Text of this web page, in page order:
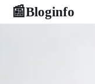
📰Bloginfo